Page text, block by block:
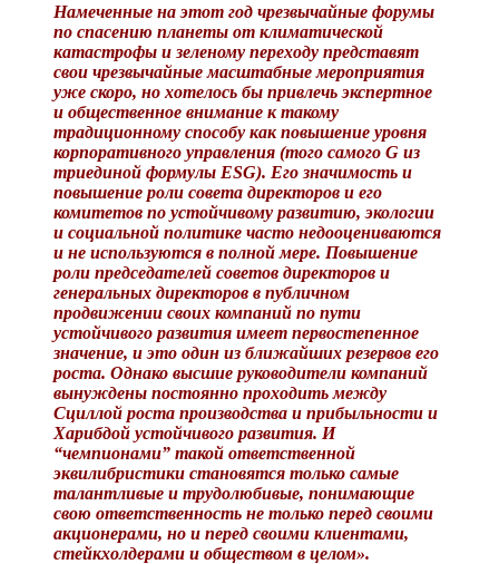
Намеченные на этот год чрезвычайные форумы
по спасению планеты от климатической
катастрофы и зеленому переходу представят
свои чрезвычайные масштабные мероприятия
уже скоро, но хотелось бы привлечь экспертное
и общественное внимание к такому
традиционному способу как повышение уровня
корпоративного управления (того самого G из
триединой формулы ESG). Его значимость и
повышение роли совета директоров и его
комитетов по устойчивому развитию, экологии
и социальной политике часто недооцениваются
и не используются в полной мере. Повышение
роли председателей советов директоров и
генеральных директоров в публичном
продвижении своих компаний по пути
устойчивого развития имеет первостепенное
значение, и это один из ближайших резервов его
роста. Однако высшие руководители компаний
вынуждены постоянно проходить между
Сциллой роста производства и прибыльности и
Харибдой устойчивого развития. И
“чемпионами” такой ответственной
эквилибристики становятся только самые
талантливые и трудолюбивые, понимающие
свою ответственность не только перед своими
акционерами, но и перед своими клиентами,
стейкхолдерами и обществом в целом».